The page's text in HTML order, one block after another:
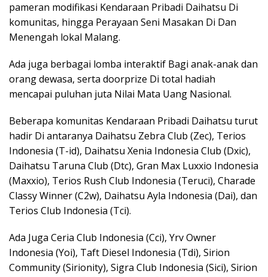
pameran modifikasi Kendaraan Pribadi Daihatsu Di
komunitas, hingga Perayaan Seni Masakan Di Dan
Menengah lokal Malang.
Ada juga berbagai lomba interaktif Bagi anak-anak dan
orang dewasa, serta doorprize Di total hadiah
mencapai puluhan juta Nilai Mata Uang Nasional.
Beberapa komunitas Kendaraan Pribadi Daihatsu turut
hadir Di antaranya Daihatsu Zebra Club (Zec), Terios
Indonesia (T-id), Daihatsu Xenia Indonesia Club (Dxic),
Daihatsu Taruna Club (Dtc), Gran Max Luxxio Indonesia
(Maxxio), Terios Rush Club Indonesia (Teruci), Charade
Classy Winner (C2w), Daihatsu Ayla Indonesia (Dai), dan
Terios Club Indonesia (Tci).
Ada Juga Ceria Club Indonesia (Cci), Yrv Owner
Indonesia (Yoi), Taft Diesel Indonesia (Tdi), Sirion
Community (Sirionity), Sigra Club Indonesia (Sici), Sirion